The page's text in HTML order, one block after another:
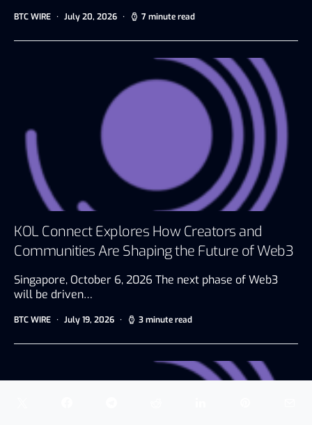
BTC WIRE July 20, 2026 7 minute read
KOL Connect Explores How Creators and
Communities Are Shaping the Future of Web3
Singapore, October 6, 2026 The next phase of Web3
will be driven…
BTC WIRE July 19, 2026 3 minute read